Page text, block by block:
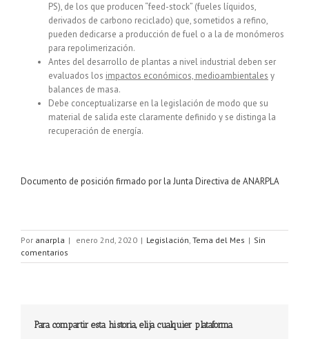
PS), de los que producen “feed-stock” (fueles líquidos,
derivados de carbono reciclado) que, sometidos a refino,
pueden dedicarse a producción de fuel o a la de monómeros
para repolimerización.
Antes del desarrollo de plantas a nivel industrial deben ser
evaluados los impactos económicos, medioambientales y
balances de masa.
Debe conceptualizarse en la legislación de modo que su
material de salida este claramente definido y se distinga la
recuperación de energía.
Documento de posición firmado por la Junta Directiva de ANARPLA
Por anarpla | enero 2nd, 2020 | Legislación, Tema del Mes | Sin
comentarios
Para compartir esta historia, elija cualquier plataforma